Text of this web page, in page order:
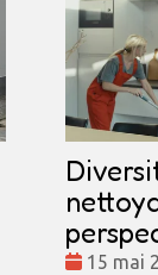
Date
15 mai